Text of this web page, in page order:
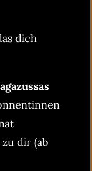
dich
dir (ab